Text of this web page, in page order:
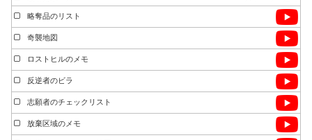
略奪品のリスト
奇襲地図
ロストヒルのメモ
反逆者のビラ
志願者のチェックリスト
放棄区域のメモ